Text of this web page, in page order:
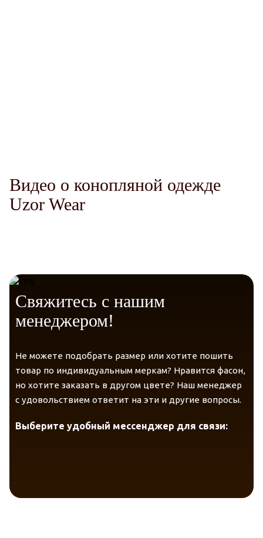
Видео о конопляной одежде
Uzor Wear
Свяжитесь с нашим
менеджером!
Не можете подобрать размер или хотите пошить
товар по индивидуальным меркам? Нравится фасон,
но хотите заказать в другом цвете? Наш менеджер
с удовольствием ответит на эти и другие вопросы.
Выберите удобный мессенджер для связи: